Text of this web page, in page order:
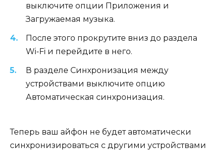
выключите опции Приложения и
Загружаемая музыка.
После этого прокрутите вниз до раздела
Wi-Fi и перейдите в него.
В разделе Синхронизация между
устройствами выключите опцию
Автоматическая синхронизация.
Теперь ваш айфон не будет автоматически
синхронизироваться с другими устройствами